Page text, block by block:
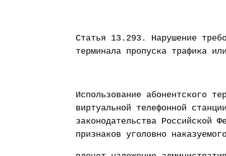
Статья 13.293. Нарушение
терминала пропуска трафика
Использование абонентского
виртуальной телефонной
законодательства Российской
признаков уголовно